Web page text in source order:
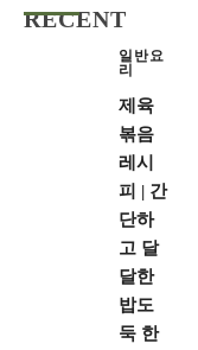
RECENT
일반요
리
제육
볶음
레시
피 | 간
단하
고 달
달한
밥도
둑 한